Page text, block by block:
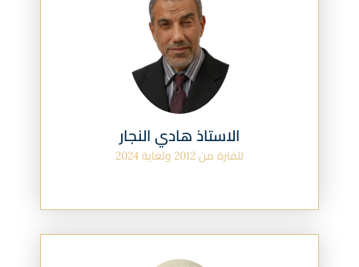
الاستاذ هادي النجار
للفترة من 2012 ولغاية 2024